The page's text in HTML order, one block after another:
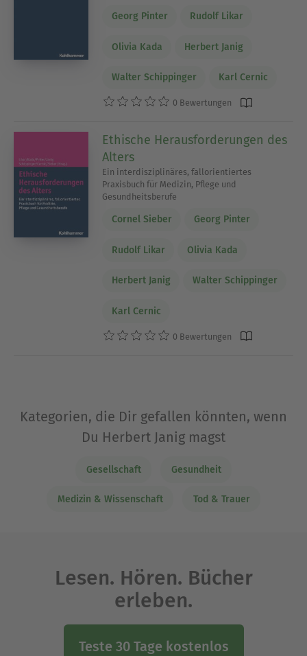
Georg Pinter Rudolf Likar
Olivia Kada Herbert Janig
Walter Schippinger Karl Cernic
0 Bewertungen
Ethische Herausforderungen des
Alters
Ein interdisziplinäres, fallorientiertes
Praxisbuch für Medizin, Pflege und
Gesundheitsberufe
Cornel Sieber Georg Pinter
Rudolf Likar Olivia Kada
Herbert Janig Walter Schippinger
Karl Cernic
0 Bewertungen
Kategorien, die Dir gefallen könnten, wenn
Du Herbert Janig magst
Gesellschaft Gesundheit
Medizin & Wissenschaft Tod & Trauer
Lesen. Hören. Bücher
erleben.
Teste 30 Tage kostenlos